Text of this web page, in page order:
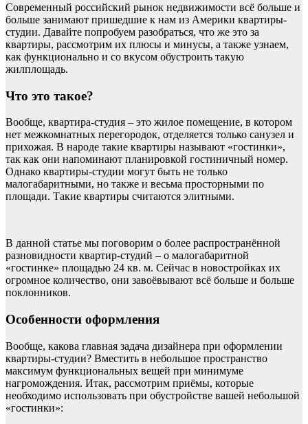
Современный российский рынок недвижимости всё больше и
больше занимают пришедшие к нам из Америки квартиры-
студии. Давайте попробуем разобраться, что же это за
квартиры, рассмотрим их плюсы и минусы, а также узнаем,
как функционально и со вкусом обустроить такую
жилплощадь.
Что это такое?
Вообще, квартира-студия – это жилое помещение, в котором
нет межкомнатных перегородок, отделяется только санузел и
прихожая. В народе такие квартиры называют «гостинки»,
так как они напоминают планировкой гостиничный номер.
Однако квартиры-студии могут быть не только
малогабаритными, но также и весьма просторными по
площади. Такие квартиры считаются элитными.
В данной статье мы поговорим о более распространённой
разновидности квартир-студий – о малогабаритной
«гостинке» площадью 24 кв. м. Сейчас в новостройках их
огромное количество, они завоёвывают всё больше и больше
поклонников.
Особенности оформления
Вообще, какова главная задача дизайнера при оформлении
квартиры-студии? Вместить в небольшое пространство
максимум функциональных вещей при минимуме
нагромождения. Итак, рассмотрим приёмы, которые
необходимо использовать при обустройстве вашей небольшой
«гостинки»: